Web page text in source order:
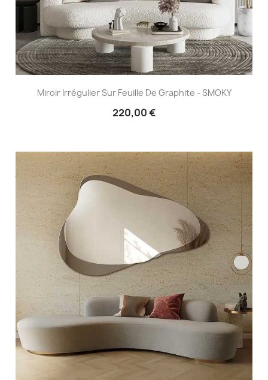
Miroir Irrégulier Sur Feuille De Graphite - SMOKY
220,00 €